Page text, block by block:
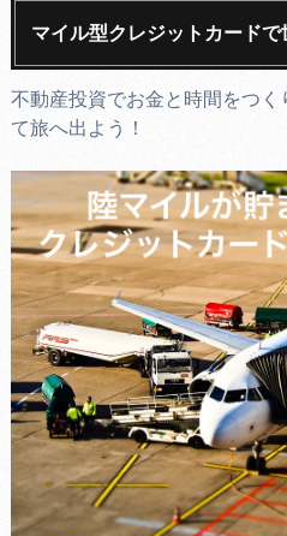
マイル型クレジットカードで
不動産投資でお金と時間をつく
て旅へ出よう！